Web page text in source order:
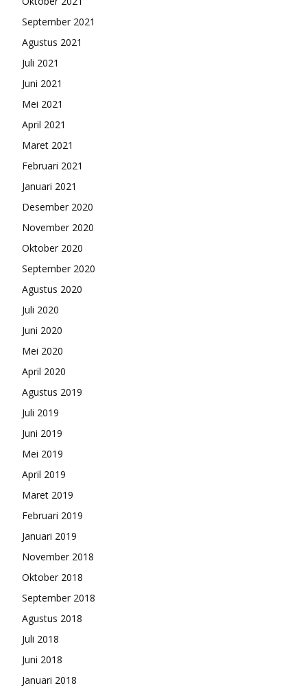
September 2021
Agustus 2021
Juli 2021
Juni 2021
Mei 2021
April 2021
Maret 2021
Februari 2021
Januari 2021
Desember 2020
November 2020
Oktober 2020
September 2020
Agustus 2020
Juli 2020
Juni 2020
Mei 2020
April 2020
Agustus 2019
Juli 2019
Juni 2019
Mei 2019
April 2019
Maret 2019
Februari 2019
Januari 2019
November 2018
Oktober 2018
September 2018
Agustus 2018
Juli 2018
Juni 2018
Januari 2018